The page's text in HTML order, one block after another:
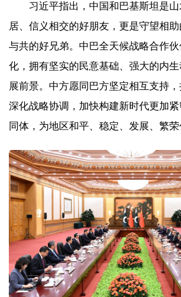
习近平指出，中国和巴基斯坦是
居、信义相交的好朋友，更是守望相
与共的好兄弟。中巴全天候战略合作
化，拥有坚实的民意基础、强大的内
展前景。中方愿同巴方坚定相互支持，
深化战略协调，加快构建新时代更加
同体，为地区和平、稳定、发展、繁荣